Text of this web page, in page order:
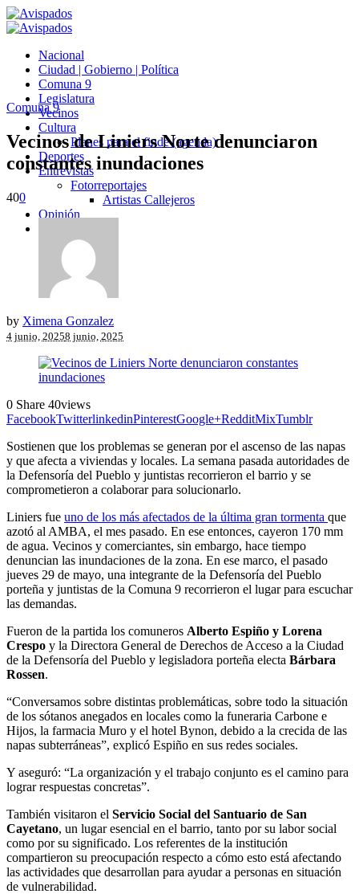
Nacional
Ciudad | Gobierno | Política
Comuna 9
Legislatura
Vecinos
Cultura
Planes para el finde (agenda)
Deportes
Entrevistas
Fotorreportajes
Artistas Callejeros
Opinión
Comuna 9
Vecinos de Liniers Norte denunciaron
constantes inundaciones
400
by Ximena Gonzalez
4 junio, 20258 junio, 2025
0 Share 40views
FacebookTwitterlinkedinPinterestGoogle+RedditMixTumblr
Sostienen que los problemas se generan por el ascenso de las napas
y que afecta a viviendas y locales. La semana pasada autoridades de
la Defensoría del Pueblo y juntistas recorrieron el barrio y se
comprometieron a colaborar para solucionarlo.
Liniers fue uno de los más afectados de la última gran tormenta que
azotó al AMBA, el mes pasado. En ese entonces, cayeron 170 mm
de agua. Vecinos y comerciantes, sin embargo, hace tiempo
denuncian las inundaciones de la zona. En ese marco, el pasado
jueves 29 de mayo, una integrante de la Defensoría del Pueblo
porteña y juntistas de la Comuna 9 recorrieron el lugar para escuchar
las demandas.
Fueron de la partida los comuneros Alberto Espiño y Lorena
Crespo y la Directora General de Derechos de Acceso a la Ciudad
de la Defensoría del Pueblo y legisladora porteña electa Bárbara
Rossen.
“Conversamos sobre distintas problemáticas, sobre todo la situación
de los sótanos anegados en locales como la funeraria Carbone e
Hijos, la farmacia Muro y el hotel Bynon, debido a la crecida de las
napas subterráneas”, explicó Espiño en sus redes sociales.
Y aseguró: “La organización y el trabajo conjunto es el camino para
lograr respuestas concretas”.
También visitaron el Servicio Social del Santuario de San
Cayetano, un lugar esencial en el barrio, tanto por su labor social
como por su significado. Los referentes de la institución
compartieron su preocupación respecto a cómo esto está afectando
las actividades que desarrollan para ayudar a personas en situación
de vulnerabilidad.